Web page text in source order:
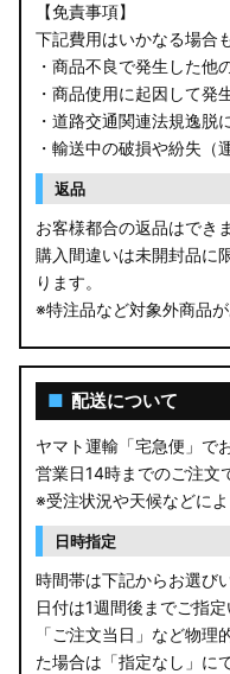
【免責事項】
下記費用はいかなる場合
・商品不良で発生した他
・商品使用に起因して発
・道路交通関連法規逸脱
・輸送中の破損や紛失（
返品
お客様都合の返品はでき
購入間違いは未開封品に
ります。
※特注品など対象外商品
■ 配送について
ヤマト運輸「宅急便」で
営業日14時までのご注文
※受注状況や天候などに
日時指定
時間帯は下記からお選び
日付は1週間後までご指定
「ご注文当日」など物
た場合は「指定なし」に